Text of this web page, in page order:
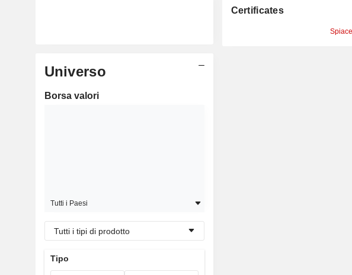
Universo
Borsa valori
Tutti i Paesi
Tutti i tipi di prodotto
Tipo
Certificates